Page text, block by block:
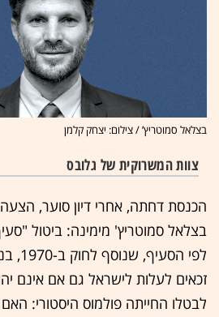
בצלאל סמוטריץ’ / צילום: יצחק קלמן
צוות המשרוקית של גלובס
הכנסת דחתה, אחרי דיון סוער,
בצלאל סמוטריץ' מימינה: ביטול
לפי
זכאים לעלות לישראל גם אם אינם
לבטלו החייתה פולמוס היסטורי: האם